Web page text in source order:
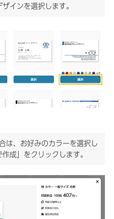
インを選択します。
は、お好みのカラーを選択し
作成」をクリックします。